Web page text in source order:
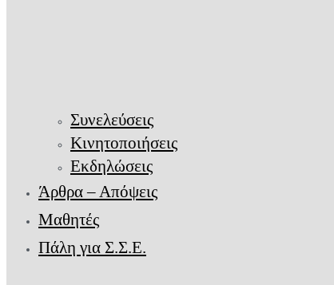
Συνελεύσεις
Κινητοποιήσεις
Εκδηλώσεις
Άρθρα – Απόψεις
Μαθητές
Πάλη για Σ.Σ.Ε.